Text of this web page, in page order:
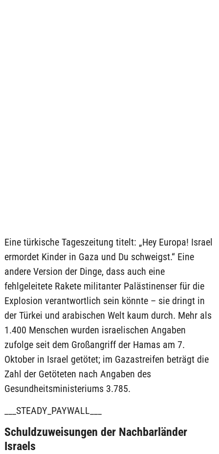
Eine türkische Tageszeitung titelt: „Hey Europa! Israel
ermordet Kinder in Gaza und Du schweigst.“ Eine
andere Version der Dinge, dass auch eine
fehlgeleitete Rakete militanter Palästinenser für die
Explosion verantwortlich sein könnte – sie dringt in
der Türkei und arabischen Welt kaum durch. Mehr als
1.400 Menschen wurden israelischen Angaben
zufolge seit dem Großangriff der Hamas am 7.
Oktober in Israel getötet; im Gazastreifen beträgt die
Zahl der Getöteten nach Angaben des
Gesundheitsministeriums 3.785.
___STEADY_PAYWALL___
Schuldzuweisungen der Nachbarländer
Israels